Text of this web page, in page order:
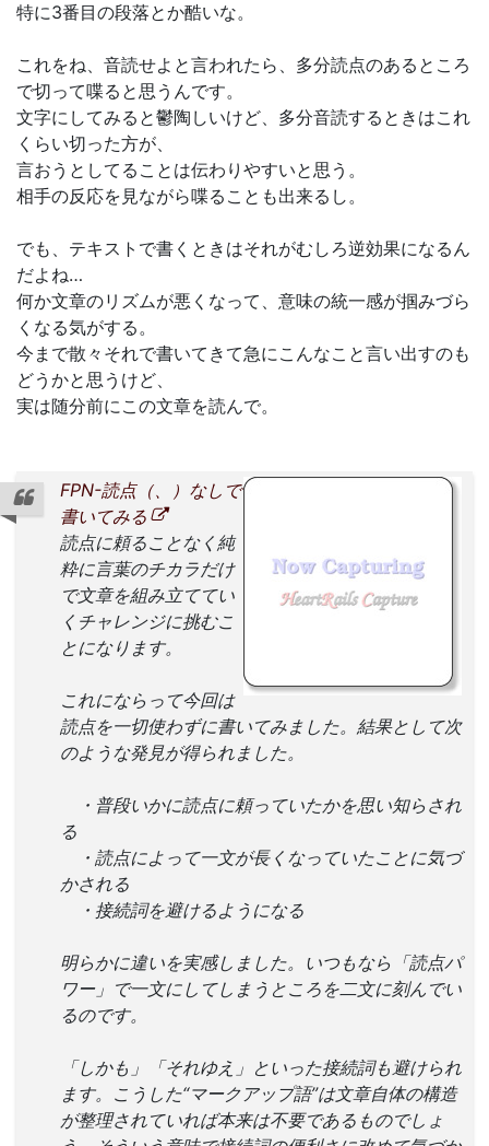
特に3番目の段落とか酷いな。
これをね、音読せよと言われたら、多分読点のあるところ
で切って喋ると思うんです。
文字にしてみると鬱陶しいけど、多分音読するときはこれ
くらい切った方が、
言おうとしてることは伝わりやすいと思う。
相手の反応を見ながら喋ることも出来るし。
でも、テキストで書くときはそれがむしろ逆効果になるん
だよね…
何か文章のリズムが悪くなって、意味の統一感が掴みづら
くなる気がする。
今まで散々それで書いてきて急にこんなこと言い出すのも
どうかと思うけど、
実は随分前にこの文章を読んで。
FPN-読点（、）なしで
書いてみる
読点に頼ることなく純
粋に言葉のチカラだけ
で文章を組み立ててい
くチャレンジに挑むこ
とになります。
これにならって今回は
読点を一切使わずに書いてみました。結果として次
のような発見が得られました。
・普段いかに読点に頼っていたかを思い知らされ
る
・読点によって一文が長くなっていたことに気づ
かされる
・接続詞を避けるようになる
明らかに違いを実感しました。いつもなら「読点パ
ワー」で一文にしてしまうところを二文に刻んでい
るのです。
「しかも」「それゆえ」といった接続詞も避けられ
ます。こうした“マークアップ語”は文章自体の構造
が整理されていれば本来は不要であるものでしょ